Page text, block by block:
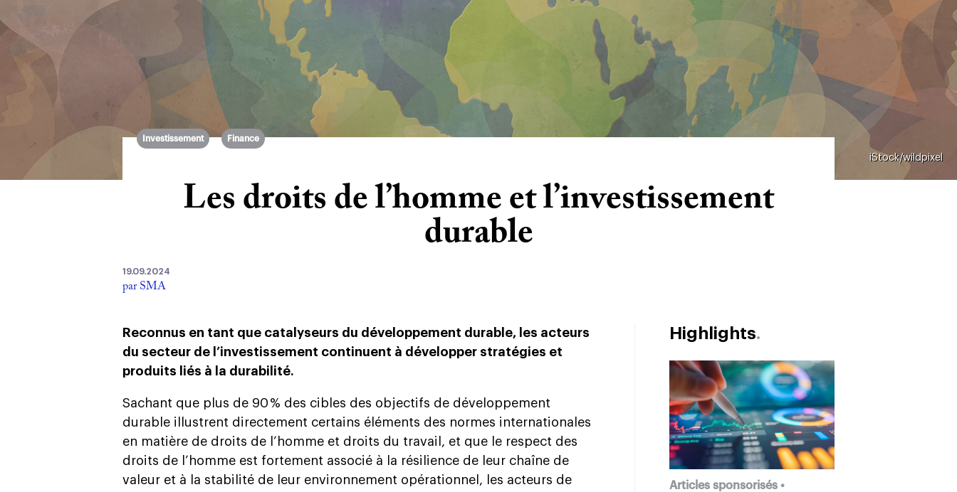
iStock/wildpixel
Investissement Finance
Les droits de l’homme et l’investissement
durable
19.09.2024
par SMA
Reconnus en tant que catalyseurs du développement durable, les acteurs
du secteur de l’investissement continuent à développer stratégies et
produits liés à la durabilité.
Sachant que plus de 90 % des cibles des objectifs de développement
durable illustrent directement certains éléments des normes internationales
en matière de droits de l’homme et droits du travail, et que le respect des
droits de l’homme est fortement associé à la résilience de leur chaîne de
valeur et à la stabilité de leur environnement opérationnel, les acteurs de
Highlights
Articles sponsorisés